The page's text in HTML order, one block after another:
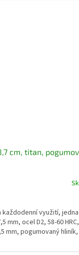
cm, titan,
využití, jedna
mm, ocel D2, 58-60 HRC,
mm, pogumovaný hliník,